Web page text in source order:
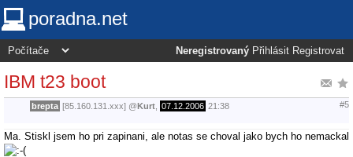
poradna.net
Neregistrovaný Přihlásit Registrovat
IBM t23 boot
brepta [85.160.131.xxx] @Kurt 07.12.2006 21:38 #5
Ma. Stiskl jsem ho pri zapinani, ale notas se choval jako bych ho nemackal